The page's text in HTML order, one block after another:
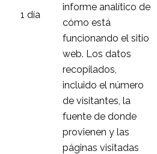
1 día
informe analítico de
cómo está
funcionando el sitio
web. Los datos
recopilados,
incluido el número
de visitantes, la
fuente de donde
provienen y las
páginas visitadas